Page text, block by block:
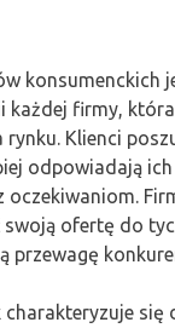
konsumenckich
każdej firmy,
rynku. Klienci
odpowiadają
ofertę do
przewagę
charakteryzuje się